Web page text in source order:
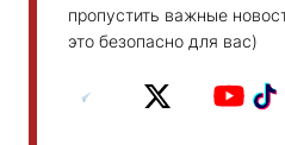
пропустить важные
это безопасно для вас)